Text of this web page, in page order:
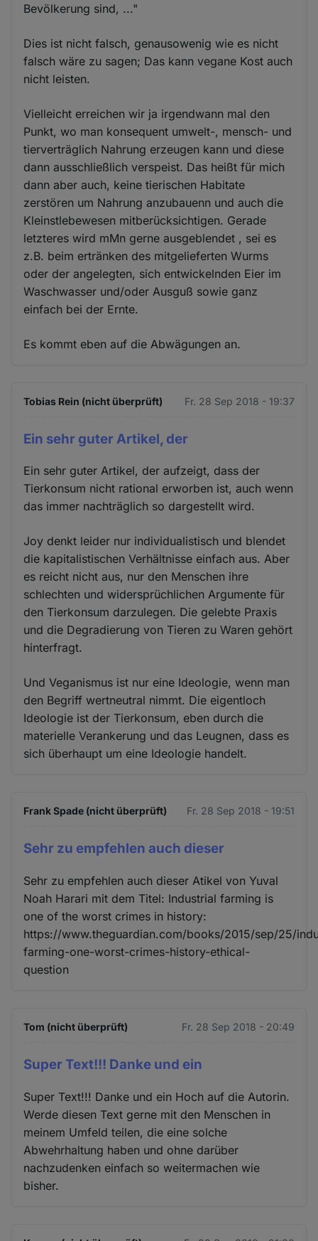
Bevölkerung sind, ..."
Dies ist nicht falsch, genausowenig wie es nicht
falsch wäre zu sagen; Das kann vegane Kost auch
nicht leisten.
Vielleicht erreichen wir ja irgendwann mal den
Punkt, wo man konsequent umwelt-, mensch- und
tierverträglich Nahrung erzeugen kann und diese
dann ausschließlich verspeist. Das heißt für mich
dann aber auch, keine tierischen Habitate
zerstören um Nahrung anzubauenn und auch die
Kleinstlebewesen mitberücksichtigen. Gerade
letzteres wird mMn gerne ausgeblendet , sei es
z.B. beim ertränken des mitgelieferten Wurms
oder der angelegten, sich entwickelnden Eier im
Waschwasser und/oder Ausguß sowie ganz
einfach bei der Ernte.
Es kommt eben auf die Abwägungen an.
Tobias Rein (nicht überprüft) Fr. 28 Sep 2018 - 19:37
Ein sehr guter Artikel, der
Ein sehr guter Artikel, der aufzeigt, dass der
Tierkonsum nicht rational erworben ist, auch wenn
das immer nachträglich so dargestellt wird.
Joy denkt leider nur individualistisch und blendet
die kapitalistischen Verhältnisse einfach aus. Aber
es reicht nicht aus, nur den Menschen ihre
schlechten und widersprüchlichen Argumente für
den Tierkonsum darzulegen. Die gelebte Praxis
und die Degradierung von Tieren zu Waren gehört
hinterfragt.
Und Veganismus ist nur eine Ideologie, wenn man
den Begriff wertneutral nimmt. Die eigentloch
Ideologie ist der Tierkonsum, eben durch die
materielle Verankerung und das Leugnen, dass es
sich überhaupt um eine Ideologie handelt.
Frank Spade (nicht überprüft) Fr. 28 Sep 2018 - 19:51
Sehr zu empfehlen auch dieser
Sehr zu empfehlen auch dieser Atikel von Yuval
Noah Harari mit dem Titel: Industrial farming is
one of the worst crimes in history:
https://www.theguardian.com/books/2015/sep/25/
farming-one-worst-crimes-history-ethical-
question
Tom (nicht überprüft) Fr. 28 Sep 2018 - 20:49
Super Text!!! Danke und ein
Super Text!!! Danke und ein Hoch auf die Autorin.
Werde diesen Text gerne mit den Menschen in
meinem Umfeld teilen, die eine solche
Abwehrhaltung haben und ohne darüber
nachzudenken einfach so weitermachen wie
bisher.